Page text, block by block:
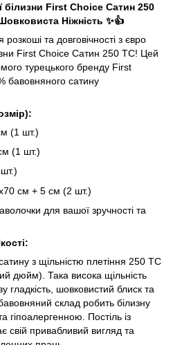
білизни First Choice Сатин 250
Ніжність ✨👍
та довговічності з євро
First Choice Сатин 250 TC! Цей
турецького бренду First
бавовняного сатину
(1 шт.)
(1 шт.)
см + 5 см (2 шт.)
для вашої зручності та
з щільністю плетіння 250 TC
дюйм). Така висока щільність
гладкість, шовковистий блиск та
склад робить білизну
гіпоалергенною. Постіль із
свій привабливий вигляд та